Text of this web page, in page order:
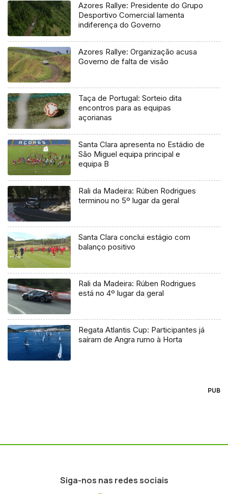
Azores Rallye: Presidente do Grupo
Desportivo Comercial lamenta
indiferença do Governo
Azores Rallye: Organização acusa
Governo de falta de visão
Taça de Portugal: Sorteio dita
encontros para as equipas
açorianas
Santa Clara apresenta no Estádio de
São Miguel equipa principal e
equipa B
Rali da Madeira: Rúben Rodrigues
terminou no 5º lugar da geral
Santa Clara conclui estágio com
balanço positivo
Rali da Madeira: Rúben Rodrigues
está no 4º lugar da geral
Regata Atlantis Cup: Participantes já
saíram de Angra rumo à Horta
PUB
Siga-nos nas redes sociais